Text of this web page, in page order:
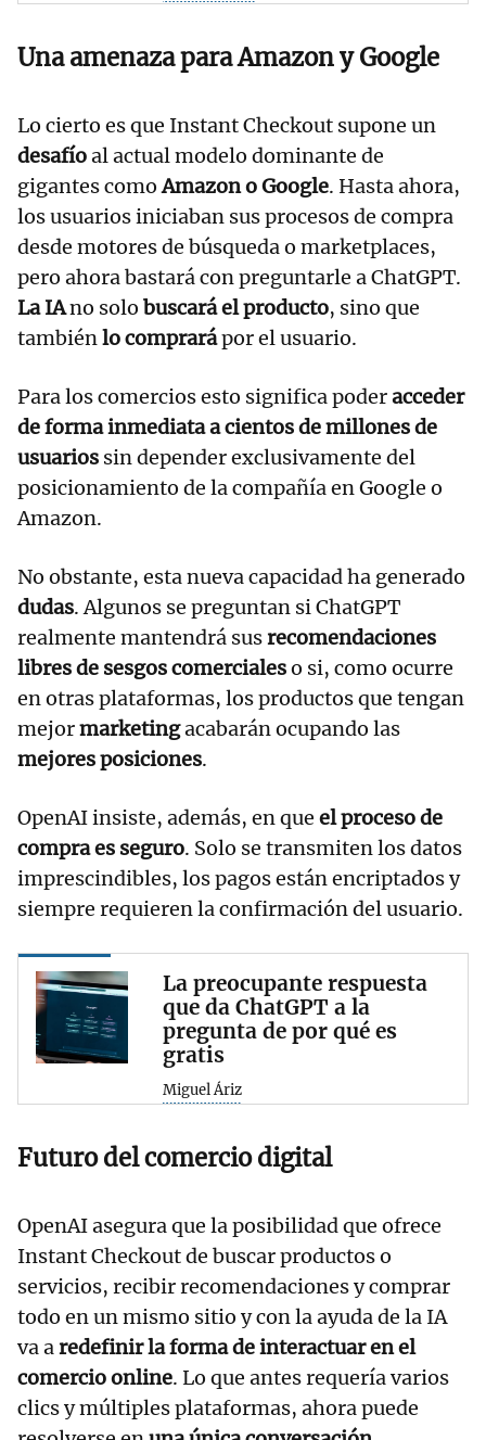
Una amenaza para Amazon y Google
Lo cierto es que Instant Checkout supone un
desafíoal actual modelo dominante de
gigantes comoAmazon o Google. Hasta ahora,
los usuarios iniciaban sus procesos de compra
desde motores de búsqueda o marketplaces,
pero ahora bastará con preguntarle a ChatGPT.
La IAno solo buscará el producto, sino que
tambiénlo comprarápor el usuario.
Para los comercios esto significa poderacceder
de forma inmediata a cientos de millones de
usuarios sin depender exclusivamente del
posicionamiento de la compañía en Google o
Amazon.
No obstante, esta nueva capacidad ha generado
dudas. Algunos se preguntan si ChatGPT
realmente mantendrá susrecomendaciones
libres de sesgos comercialeso si, como ocurre
en otras plataformas, los productos que tengan
mejormarketingacabarán ocupando las
mejores posiciones.
OpenAI insiste, además, en que el proceso de
compra es seguro. Solo se transmiten los datos
imprescindibles, los pagos están encriptados y
siempre requieren la confirmación del usuario.
La preocupante respuesta
que da ChatGPT a la
pregunta de por qué es
gratis
Miguel Áriz
Futuro del comercio digital
OpenAI asegura que la posibilidad que ofrece
Instant Checkout de buscar productos o
servicios, recibir recomendaciones y comprar
todo en un mismo sitio y con la ayuda de la IA
va aredefinir la forma de interactuar en el
comercio online. Lo que antes requería varios
clics y múltiples plataformas, ahora puede